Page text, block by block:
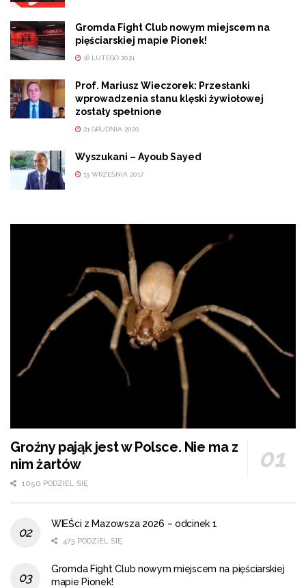
Gromda Fight Club nowym miejscem na
pięściarskiej mapie Pionek!
18 LUTEGO 2021
Prof. Mariusz Wieczorek: Przesłanki
wprowadzenia stanu klęski żywiołowej
zostały spełnione
21 GRUDNIA 2020
Wyszukani – Ayoub Sayed
13 WRZEŚNIA 2017
Groźny pająk jest w Polsce. Nie ma z
nim żartów
1050 PODZIEL SIĘ
WIEŚci z Mazowsza 2026 – odcinek 1
473 PODZIEL SIĘ
Gromda Fight Club nowym miejscem na pięściarskiej
mapie Pionek!